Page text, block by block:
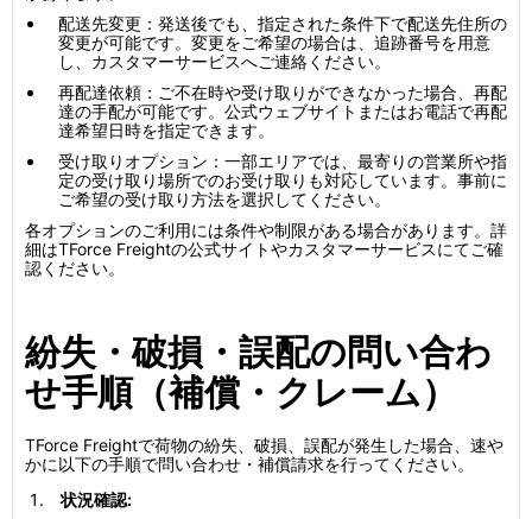
配送先変更：発送後でも、指定された条件下で配送先住所の
変更が可能です。変更をご希望の場合は、追跡番号を用意
し、カスタマーサービスへご連絡ください。
再配達依頼：ご不在時や受け取りができなかった場合、再配
達の手配が可能です。公式ウェブサイトまたはお電話で再配
達希望日時を指定できます。
受け取りオプション：一部エリアでは、最寄りの営業所や指
定の受け取り場所でのお受け取りも対応しています。事前に
ご希望の受け取り方法を選択してください。
各オプションのご利用には条件や制限がある場合があります。詳
細はTForce Freightの公式サイトやカスタマーサービスにてご確
認ください。
紛失・破損・誤配の問い合わ
せ手順（補償・クレーム）
TForce Freightで荷物の紛失、破損、誤配が発生した場合、速や
かに以下の手順で問い合わせ・補償請求を行ってください。
状況確認: